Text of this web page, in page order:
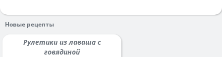
Новые рецепты
Рулетики из лаваша с
говядиной